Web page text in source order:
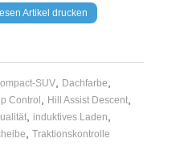
Artikel drucken
SUV Dachfarbe
Control Hill Assist Descent
induktives Laden
Traktionskontrolle